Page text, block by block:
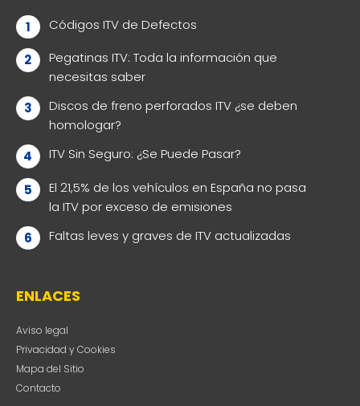
Códigos ITV de Defectos
Pegatinas ITV: Toda la información que
necesitas saber
Discos de freno perforados ITV ¿se deben
homologar?
ITV Sin Seguro: ¿Se Puede Pasar?
El 21,5% de los vehículos en España no pasa
la ITV por exceso de emisiones
Faltas leves y graves de ITV actualizadas
ENLACES
Aviso legal
Privacidad y Cookies
Mapa del Sitio
Contacto